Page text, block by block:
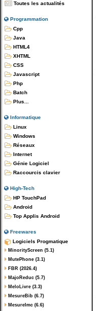
Toutes les actualités
Programmation
Cpp
Java
HTML4
XHTML
CSS
Javascript
Php
Batch
Plus...
Informatique
Linux
Windows
Réseaux
Internet
Génie Logiciel
Raccourcis clavier
High-Tech
HP TouchPad
Android
Top Applis Android
Freewares
Logiciels Progmatique
MinorityScreen (5.1)
MutePhone (3.1)
FBR (2026.4)
MajoReduc (5.7)
MeloLivre (3.3)
MesureBib (6.7)
MesureImc (6.6)